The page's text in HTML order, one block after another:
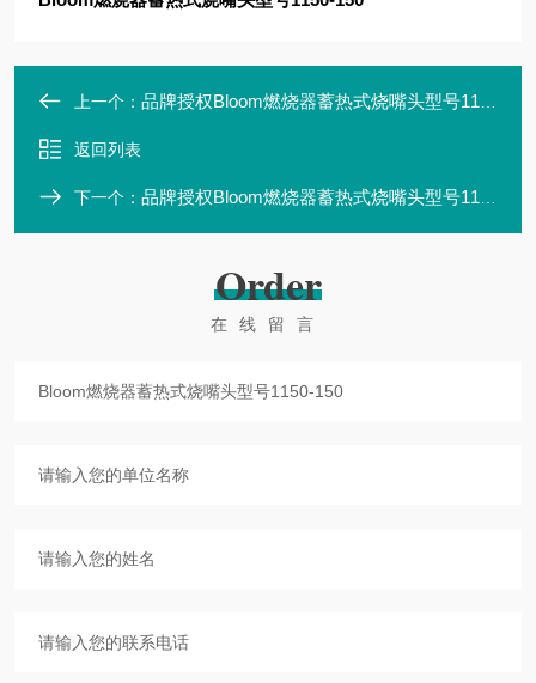
上一个： 品牌授权Bloom燃烧器蓄热式烧嘴头型号1150-100
返回列表
下一个： 品牌授权Bloom燃烧器蓄热式烧嘴头型号1150-200
Order
在线留言